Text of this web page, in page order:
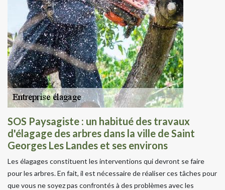
SOS Paysagiste : un habitué des travaux
d'élagage des arbres dans la ville de Saint
Georges Les Landes et ses environs
Les élagages constituent les interventions qui devront se faire
pour les arbres. En fait, il est nécessaire de réaliser ces tâches pour
que vous ne soyez pas confrontés à des problèmes avec les